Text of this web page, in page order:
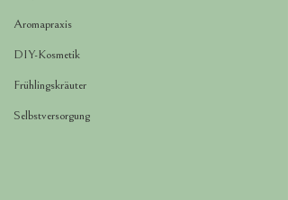
Aromapraxis
DIY-Kosmetik
Frühlingskräuter
Selbstversorgung